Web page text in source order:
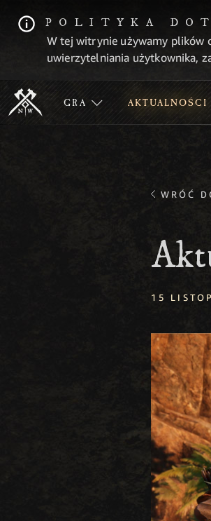
POLITYKA
W tej witrynie używamy plików
uwierzytelniania użytkownika,
GRA AKTUALNOŚCI
WRÓĆ
15